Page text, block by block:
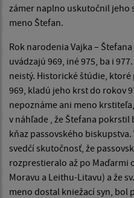
zámer naplno uskutočnil jeho
meno Štefan.
Rok narodenia Vajka –
uvádzajú 969, iné 975, ba i
neistý. Historické štúdie,
969, kladú jeho krst do rokov
nepoznáme ani meno
v náhľade , že Štefana
kňaz passovského
svedčí skutočnosť, že
rozprestieralo až po Maďarmi
Moravu a Leithu-Litavu) a že
meno dostal kniežací syn, bol